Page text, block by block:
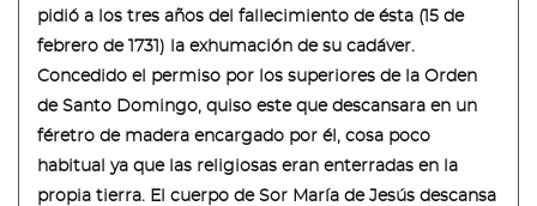
pidió a los tres años del fallecimiento de ésta (15 de
febrero de 1731) la exhumación de su cadáver.
Concedido el permiso por los superiores de la Orden
de Santo Domingo, quiso este que descansara en un
féretro de madera encargado por él, cosa poco
habitual ya que las religiosas eran enterradas en la
propia tierra. El cuerpo de Sor María de Jesús descansa